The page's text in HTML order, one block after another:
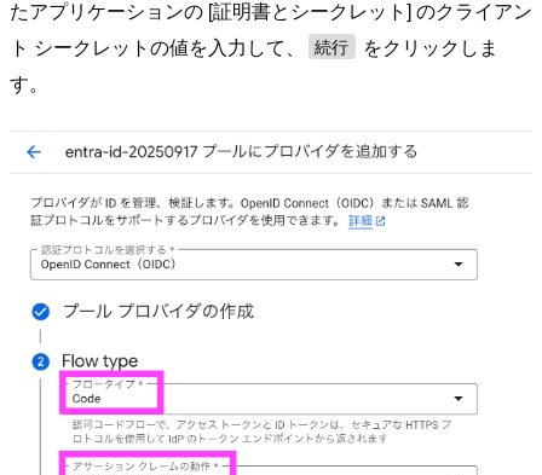
たアプリケーションの [証明書とシークレット] のクライアン
ト シークレットの値を入力して、
続行
をクリックしま
す。